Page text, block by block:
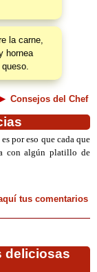
la carne,
hornea
Consejos del Chef
por eso que cada que
con algún platillo de
tus comentarios
deliciosas